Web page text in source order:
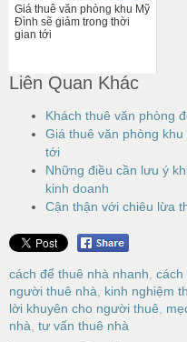
Giá thuê văn phòng khu Mỹ
Đình sẽ giảm trong thời
gian tới
Liên Quan Khác
Khách thuê văn phòng
Giá thuê văn phòng
tới
Những điều cần lưu ý
kinh doanh
Cận thận với chiêu lừa
cách để thuê nhà nhanh cách
người thuê nhà
kinh nghiệm
lời khuyên cho người thuê
nhà tư vấn thuê nhà